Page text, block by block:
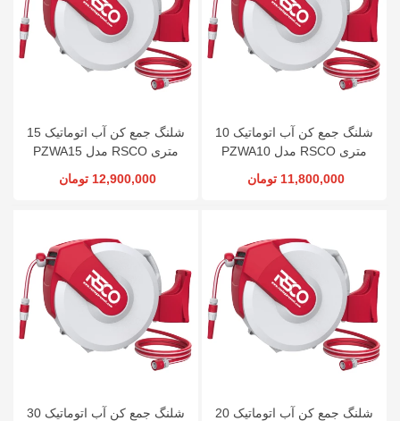
شلنگ جمع کن آب اتوماتیک 10
متری RSCO مدل PZWA10
11,800,000 تومان
شلنگ جمع کن آب اتوماتیک 15
متری RSCO مدل PZWA15
12,900,000 تومان
شلنگ جمع کن آب اتوماتیک 20
شلنگ جمع کن آب اتوماتیک 30